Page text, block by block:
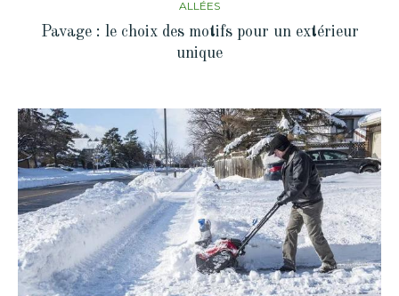
ALLÉES
Pavage : le choix des motifs pour un extérieur
unique